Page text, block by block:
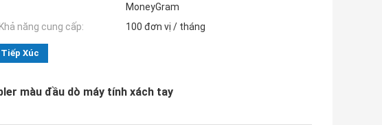
MoneyGram
Khả năng cung cấp:
100 đơn vị / tháng
Tiếp Xúc
màu đầu dò máy tính xách tay